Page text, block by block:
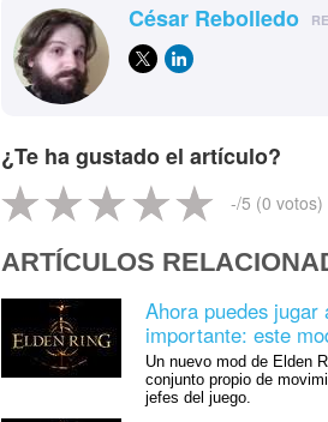
César Rebolledo
¿Te ha gustado el artículo?
-/5 (0 votos)
ARTÍCULOS
Ahora puedes jugar
importante: este
Un nuevo mod de Elden
conjunto propio de
jefes del juego.